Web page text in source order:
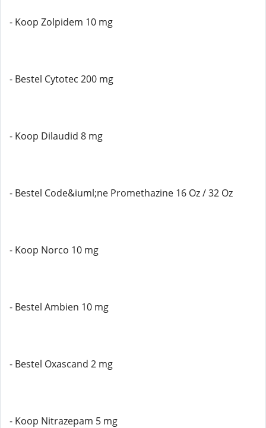
- Koop Zolpidem 10 mg
- Bestel Cytotec 200 mg
- Koop Dilaudid 8 mg
- Bestel Code&iuml;ne Promethazine 16 Oz / 32 Oz
- Koop Norco 10 mg
- Bestel Ambien 10 mg
- Bestel Oxascand 2 mg
- Koop Nitrazepam 5 mg